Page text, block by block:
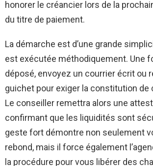
honorer le créancier lors de la
du titre de paiement.
La démarche est d’une grande
est exécutée méthodiquement. Une
déposé, envoyez un courrier écrit ou
guichet pour exiger la constitution de
Le conseiller remettra alors une
confirmant que les liquidités sont
geste fort démontre non seulement
rebond, mais il force également
la procédure pour vous libérer des